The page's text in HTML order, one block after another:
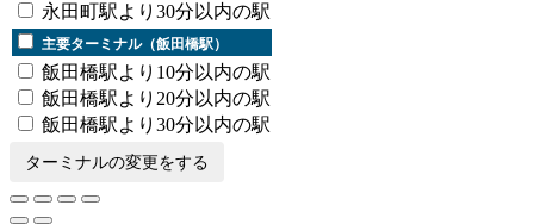
永田町駅より30分以内の駅
主要ターミナル（飯田橋駅）
飯田橋駅より10分以内の駅
飯田橋駅より20分以内の駅
飯田橋駅より30分以内の駅
ターミナルの変更をする